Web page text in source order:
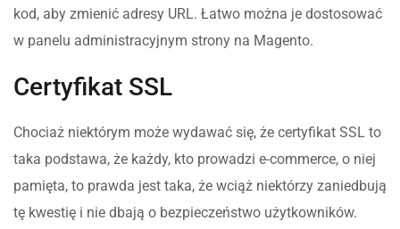
kod, aby zmienić adresy URL. Łatwo można je dostosować
w panelu administracyjnym strony na Magento.
Certyfikat SSL
Chociaż niektórym może wydawać się, że certyfikat SSL to
taka podstawa, że każdy, kto prowadzi e-commerce, o niej
pamięta, to prawda jest taka, że wciąż niektórzy zaniedbują
tę kwestię i nie dbają o bezpieczeństwo użytkowników.